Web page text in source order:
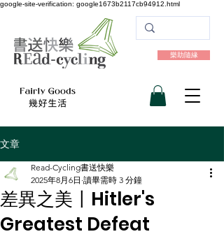
google-site-verification: google1673b2117cb94912.html
樂助隨緣
文章
差異之美〡Hitler's
Greatest Defeat
Read-Cycling書送快樂
2025年8月6日 讀畢需時 3 分鐘